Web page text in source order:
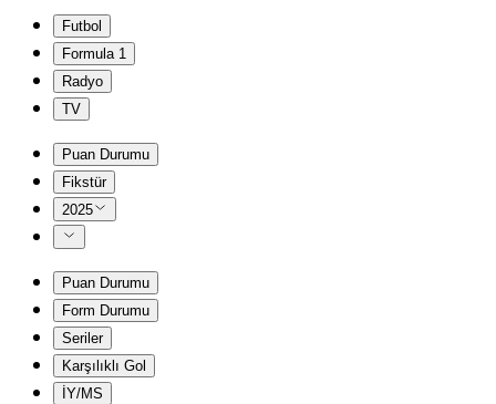
Futbol
Formula 1
Radyo
TV
Puan Durumu
Fikstür
2025
Puan Durumu
Form Durumu
Seriler
Karşılıklı Gol
İY/MS